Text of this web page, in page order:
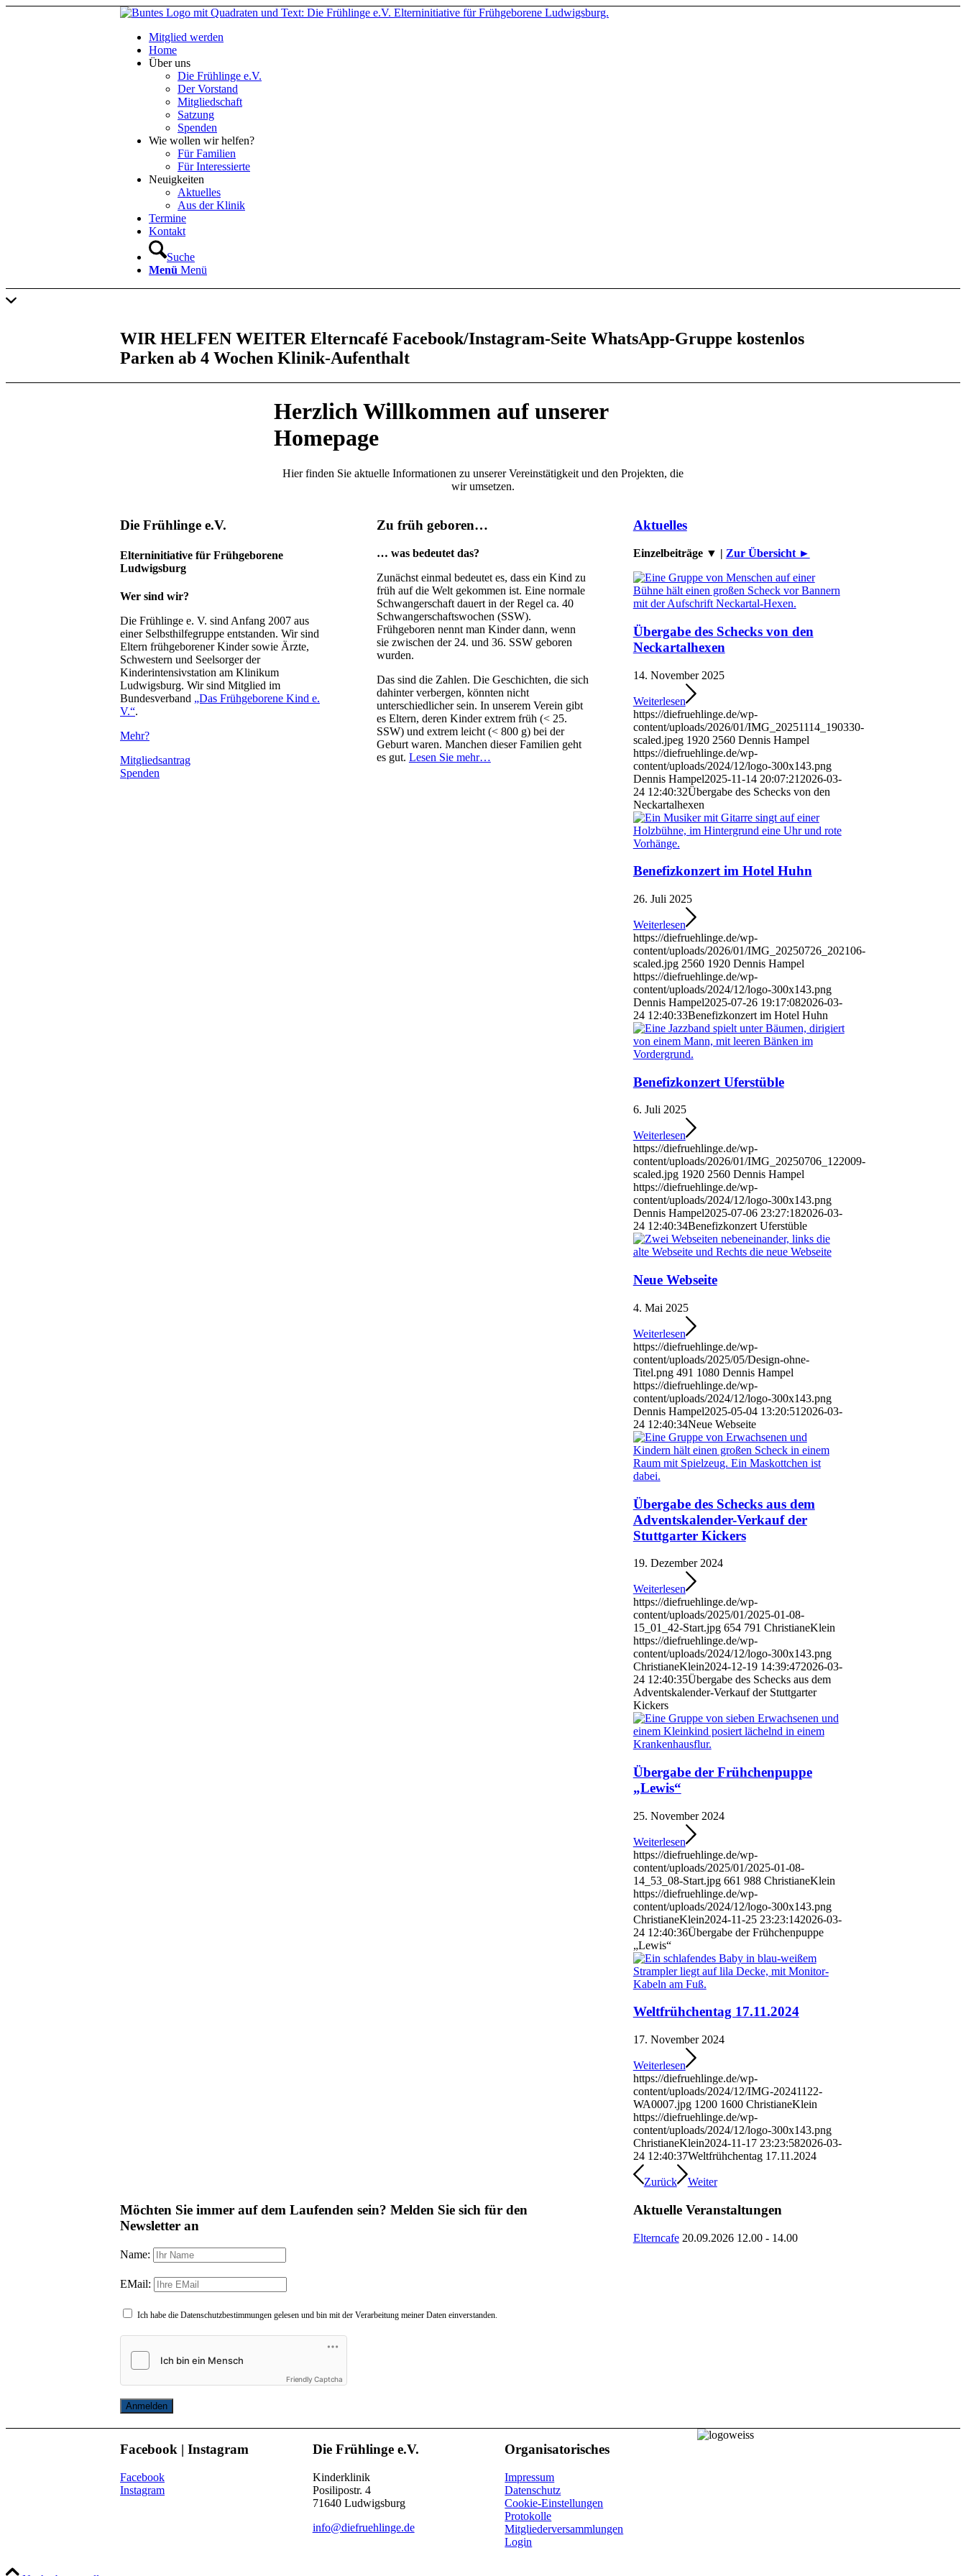
Mitglied werden
Home
Über uns
Die Frühlinge e.V.
Der Vorstand
Mitgliedschaft
Satzung
Spenden
Wie wollen wir helfen?
Für Familien
Für Interessierte
Neuigkeiten
Aktuelles
Aus der Klinik
Termine
Kontakt
Suche
Menü Menü
WIR HELFEN WEITER Elterncafé Facebook/Instagram-Seite WhatsApp-Gruppe kostenlos
Parken ab 4 Wochen Klinik-Aufenthalt
HerzlichWillkommen auf unserer
Homepage
Hier finden Sie aktuelle Informationen zu unserer Vereinstätigkeit und den Projekten, die
wir umsetzen.
Die Frühlinge e.V.
Elterninitiative für Frühgeborene
Ludwigsburg
Wer sind wir?
Die Frühlinge e. V. sind Anfang 2007 aus
einer Selbsthilfegruppe entstanden. Wir sind
Eltern frühgeborener Kinder sowie Ärzte,
Schwestern und Seelsorger der
Kinderintensivstation am Klinikum
Ludwigsburg. Wir sind Mitglied im
Bundesverband „Das Frühgeborene Kind e.
V.“.
Mehr?
Mitgliedsantrag
Spenden
Zu früh geboren…
… was bedeutet das?
Zunächst einmal bedeutet es, dass ein Kind zu
früh auf die Welt gekommen ist. Eine normale
Schwangerschaft dauert in der Regel ca. 40
Schwangerschaftswochen (SSW).
Frühgeboren nennt man Kinder dann, wenn
sie zwischen der 24. und 36. SSW geboren
wurden.
Das sind die Zahlen. Die Geschichten, die sich
dahinter verbergen, könnten nicht
unterschiedlicher sein. In unserem Verein gibt
es Eltern, deren Kinder extrem früh (< 25.
SSW) und extrem leicht (< 800 g) bei der
Geburt waren. Manchen dieser Familien geht
es gut. Lesen Sie mehr…
Aktuelles
Einzelbeiträge ▼ | Zur Übersicht ►
Übergabe des Schecks von den
Neckartalhexen
14. November 2025
Weiterlesen
https://diefruehlinge.de/wp-
content/uploads/2026/01/IMG_20251114_190330-
scaled.jpeg 1920 2560 Dennis Hampel
https://diefruehlinge.de/wp-
content/uploads/2024/12/logo-300x143.png
Dennis Hampel2025-11-14 20:07:21 2026-03-
24 12:40:32Übergabe des Schecks von den
Neckartalhexen
Benefizkonzert im Hotel Huhn
26. Juli 2025
Weiterlesen
https://diefruehlinge.de/wp-
content/uploads/2026/01/IMG_20250726_202106-
scaled.jpg 2560 1920 Dennis Hampel
https://diefruehlinge.de/wp-
content/uploads/2024/12/logo-300x143.png
Dennis Hampel2025-07-26 19:17:082026-03-
24 12:40:33Benefizkonzert im Hotel Huhn
Benefizkonzert Uferstüble
6. Juli 2025
Weiterlesen
https://diefruehlinge.de/wp-
content/uploads/2026/01/IMG_20250706_122009-
scaled.jpg 1920 2560 Dennis Hampel
https://diefruehlinge.de/wp-
content/uploads/2024/12/logo-300x143.png
Dennis Hampel2025-07-06 23:27:182026-03-
24 12:40:34Benefizkonzert Uferstüble
Neue Webseite
4. Mai 2025
Weiterlesen
https://diefruehlinge.de/wp-
content/uploads/2025/05/Design-ohne-
Titel.png 491 1080 Dennis Hampel
https://diefruehlinge.de/wp-
content/uploads/2024/12/logo-300x143.png
Dennis Hampel2025-05-04 13:20:51 2026-03-
24 12:40:34Neue Webseite
Übergabe des Schecks aus dem
Adventskalender-Verkauf der
Stuttgarter Kickers
19. Dezember 2024
Weiterlesen
https://diefruehlinge.de/wp-
content/uploads/2025/01/2025-01-08-
15_01_42-Start.jpg 654 791 ChristianeKlein
https://diefruehlinge.de/wp-
content/uploads/2024/12/logo-300x143.png
ChristianeKlein2024-12-19 14:39:472026-03-
24 12:40:35Übergabe des Schecks aus dem
Adventskalender-Verkauf der Stuttgarter
Kickers
Übergabe der Frühchenpuppe
„Lewis“
25. November 2024
Weiterlesen
https://diefruehlinge.de/wp-
content/uploads/2025/01/2025-01-08-
14_53_08-Start.jpg 661 988 ChristianeKlein
https://diefruehlinge.de/wp-
content/uploads/2024/12/logo-300x143.png
ChristianeKlein2024-11-25 23:23:142026-03-
24 12:40:36Übergabe der Frühchenpuppe
„Lewis“
Weltfrühchentag 17.11.2024
17. November 2024
Weiterlesen
https://diefruehlinge.de/wp-
content/uploads/2024/12/IMG-20241122-
WA0007.jpg 1200 1600 ChristianeKlein
https://diefruehlinge.de/wp-
content/uploads/2024/12/logo-300x143.png
ChristianeKlein2024-11-17 23:23:582026-03-
24 12:40:37Weltfrühchentag 17.11.2024
Zurück Weiter
Möchten Sie immer auf dem Laufenden sein? Melden Sie sich für den
Newsletter an
Name:
EMail:
Ich habe die Datenschutzbestimmungen gelesen und bin mit der Verarbeitung meiner Daten einverstanden.
Friendly Captcha
Anmelden
Aktuelle Veranstaltungen
Elterncafe20.09.2026 12.00 - 14.00
Facebook | Instagram
Facebook
Instagram
Die Frühlinge e.V.
Kinderklinik
Posilipostr. 4
71640 Ludwigsburg
info@diefruehlinge.de
Organisatorisches
Impressum
Datenschutz
Cookie-Einstellungen
Protokolle
Mitgliederversammlungen
Login